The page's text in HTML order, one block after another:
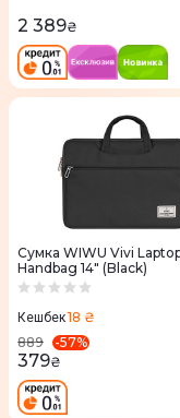
2 389₴
Сумка WIWU Vivi
Handbag 14" (Black)
Кешбек18 ₴
889
-57%
379₴